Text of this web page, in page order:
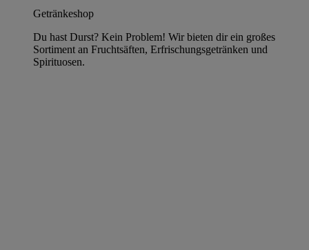
Getränkeshop
Du hast Durst? Kein Problem! Wir bieten dir ein großes
Sortiment an Fruchtsäften, Erfrischungsgetränken und
Spirituosen.